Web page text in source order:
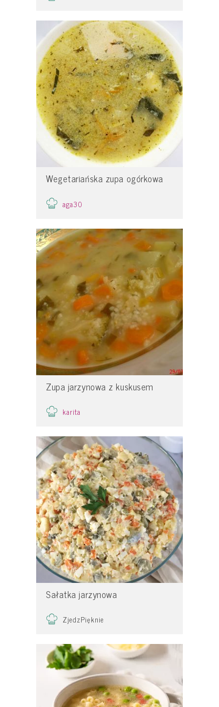
Wegetariańska zupa ogórkowa
aga30
Zupa jarzynowa z kuskusem
karita
Sałatka jarzynowa
ZjedzPięknie